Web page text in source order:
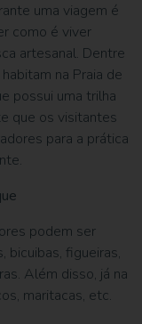
uma viagem é
como é viver
artesanal. Dentre
na Praia de
possui uma trilha
que os visitantes
para a prática
podem ser
bicuibas, figueiras,
Além disso, já na
maritacas, etc.